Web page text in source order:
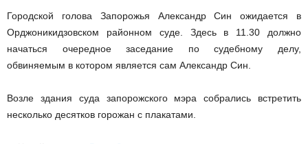
Городской голова Запорожья Александр Син ожидается в
Орджоникидзовском районном суде. Здесь в 11.30 должно
начаться очередное заседание по судебному делу,
обвиняемым в котором является сам Александр Син.
Возле здания суда запорожского мэра собрались встретить
несколько десятков горожан с плакатами.